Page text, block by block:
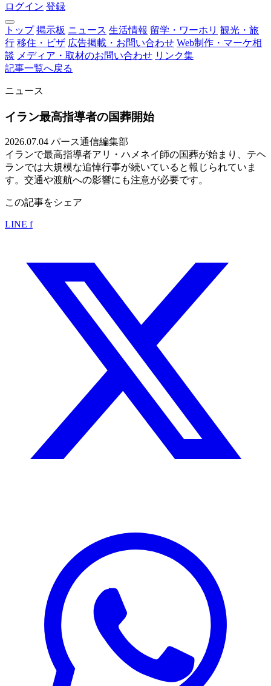
ログイン 登録
トップ 掲示板 ニュース 生活情報 留学・ワーホリ 観光・旅
行 移住・ビザ 広告掲載・お問い合わせ Web制作・マーケ相
談 メディア・取材のお問い合わせ リンク集
記事一覧へ戻る
ニュース
イラン最高指導者の国葬開始
2026.07.04 パース通信編集部
イランで最高指導者アリ・ハメネイ師の国葬が始まり、テヘ
ランでは大規模な追悼行事が続いていると報じられていま
す。交通や渡航への影響にも注意が必要です。
この記事をシェア
LINE f